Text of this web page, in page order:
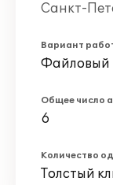
Санкт-
Вариант
Файловый
Общее число
6
Количество
Толстый